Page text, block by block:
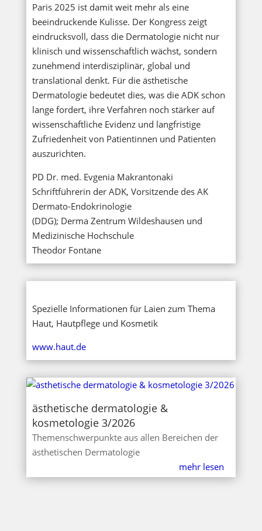
Paris 2025 ist damit weit mehr als eine
beeindruckende Kulisse. Der Kongress zeigt
eindrucksvoll, dass die Dermatologie nicht nur
klinisch und wissenschaftlich wächst, sondern
zunehmend interdisziplinär, global und
translational denkt. Für die ästhetische
Dermatologie bedeutet dies, was die ADK schon
lange fordert, ihre Verfahren noch stärker auf
wissenschaftliche Evidenz und langfristige
Zufriedenheit von Patientinnen und Patienten
auszurichten.
PD Dr. med. Evgenia Makrantonaki
Schriftführerin der ADK, Vorsitzende des AK
Dermato-Endokrinologie
(DDG); Derma Zentrum Wildeshausen und
Medizinische Hochschule
Theodor Fontane
Spezielle Informationen für Laien zum Thema
Haut, Hautpflege und Kosmetik
www.haut.de
ästhetische dermatologie &
kosmetologie 3/2026
Themenschwerpunkte aus allen Bereichen der
ästhetischen Dermatologie
mehr lesen